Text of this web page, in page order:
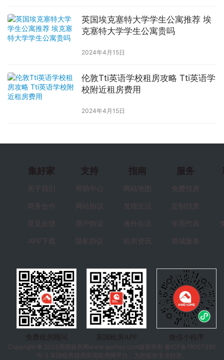
英国埃克塞特大学学生公寓推荐 埃
克塞特大学学生公寓贵吗
2024年4月15日
伦敦Tti英语学校租房攻略 Tti英语学
校附近租房费用
2024年4月15日
集好家
关于我们
商务合作
意见反馈
APP下载
支持
帮助中心
网站协议
用户协议
隐私协议
指南
网站地图
发现生活
海外生活
租房资讯
服务
免费找房
定制找房
学居代表
商城服务
免费租房顾问 英国租房APP
微信小程序
Copyright © 2023 英国租房 网www.qunheji.com版权所有
豫ICP备19007390
号-2 英国租房就用英国租房网平台，为您提供专业好房。